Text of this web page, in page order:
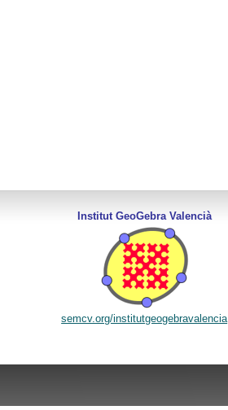
Institut GeoGebra Valencià
semcv.org/institutgeogebravalencia